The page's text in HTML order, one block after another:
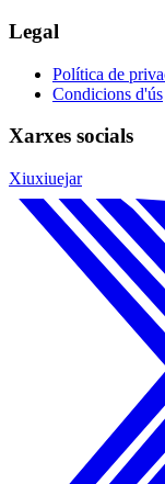
Legal
Política de
Condicions d'ús
Xarxes socials
Xiuxiuejar